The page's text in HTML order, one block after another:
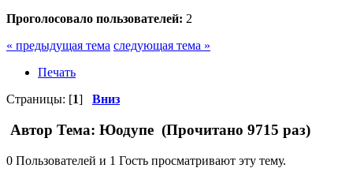
Проголосовало пользователей: 2
« предыдущая тема следующая тема »
Печать
Страницы: [1] Вниз
Автор Тема: Юодупе (Прочитано 9715 раз)
0 Пользователей и 1 Гость просматривают эту тему.